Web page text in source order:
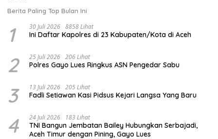
Berita Paling Top Bulan Ini
1 30 Juli 2026 8858 Lihat
Ini Daftar Kapolres di 23 Kabupaten/Kota di Aceh
2 25 Juli 2026 206 Lihat
Polres Gayo Lues Ringkus ASN Pengedar Sabu
3 13 Juli 2026 205 Lihat
Fadli Setiawan Kasi Pidsus Kejari Langsa Yang Baru
4 24 Juli 2026 183 Lihat
TNI Bangun Jembatan Bailey Hubungkan Serbajadi,
Aceh Timur dengan Pining, Gayo Lues